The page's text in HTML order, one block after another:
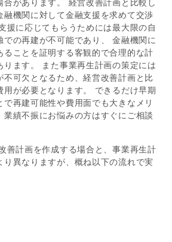
合があります。 経営改善計画と比較し
融機関に対して金融支援を求めて交渉
援に応じてもらうためには最大限の自
での再建が不可能であり、 金融機関に
ることを証明する客観的で合理的な計
ります。 また事業再生計画の策定には
不可欠となるため、経営改善計画と比
用が必要となります。 できるだけ早期
で再建可能性や費用面でも大きなメリ
業績不振にお悩みの方はすぐにご相談
善計画を作成する場合と、事業再生計
り異なりますが、概ね以下の流れで実